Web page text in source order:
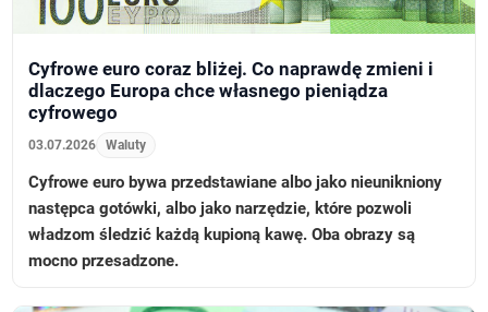
Cyfrowe euro coraz bliżej. Co naprawdę zmieni i
dlaczego Europa chce własnego pieniądza
cyfrowego
03.07.2026 Waluty
Cyfrowe euro bywa przedstawiane albo jako nieunikniony
następca gotówki, albo jako narzędzie, które pozwoli
władzom śledzić każdą kupioną kawę. Oba obrazy są
mocno przesadzone.